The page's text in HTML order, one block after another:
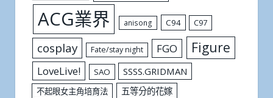
ACG業界 anisong C94 C97
cosplay Fate/stay night FGO Figure
LoveLive! SAO SSSS.GRIDMAN
不起眼女主角培育法 五等分的花嫁